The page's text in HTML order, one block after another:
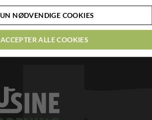
og få se en video med hele
NØDVENDIGE COOKIES
ACCEPTER ALLE COOKIES